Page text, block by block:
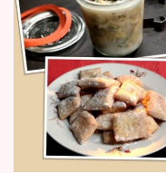
Vztahy
Seriály
Horoskopy
Sledujte prima+